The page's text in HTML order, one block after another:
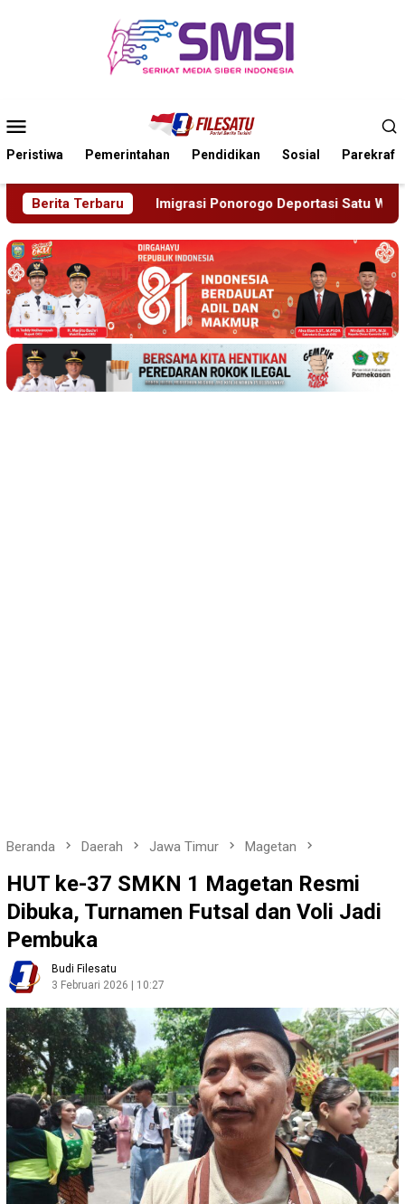
Mobile
Peristiwa Pemerintahan Pendidikan Sosial Parekraf
Berita Terbaru
Deportasi Satu WN Tiongkok Salahgunakan Ijin Tinggal
Beranda Daerah Jawa Timur Magetan
HUT ke-37 SMKN 1 Magetan Resmi
Dibuka, Turnamen Futsal dan Voli Jadi
Pembuka
Budi Filesatu
3 Februari 2026 | 10:27